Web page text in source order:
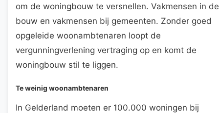
om de woningbouw te versnellen. Vakmensen in de
bouw en vakmensen bij gemeenten. Zonder goed
opgeleide woonambtenaren loopt de
vergunningverlening vertraging op en komt de
woningbouw stil te liggen.
Te weinig woonambtenaren
In Gelderland moeten er 100.000 woningen bij